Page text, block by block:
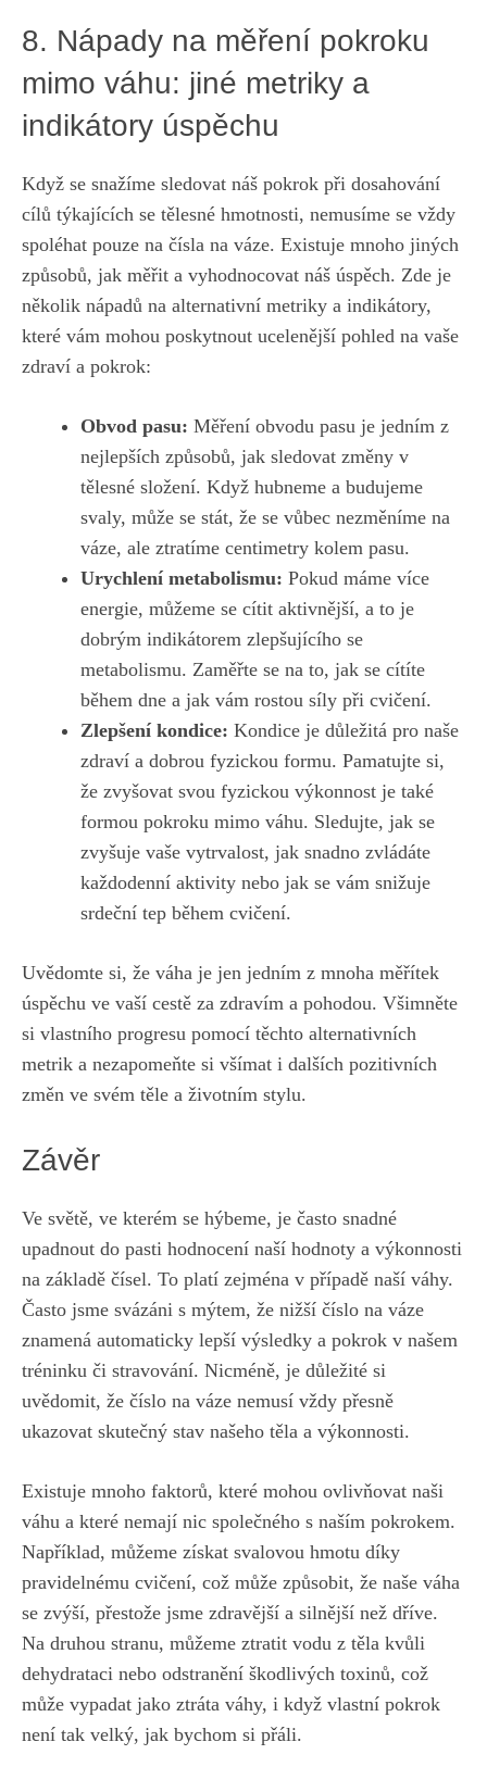
8. Nápady ‌na měření‌ pokroku
mimo váhu: jiné metriky a‍
indikátory úspěchu
Když se snažíme‍ sledovat náš pokrok při dosahování
cílů týkajících se tělesné hmotnosti, nemusíme ⁤se ⁤vždy
spoléhat pouze na čísla​ na váze.⁤ Existuje mnoho ‍jiných
způsobů, jak měřit a vyhodnocovat náš úspěch. Zde ⁢je
několik nápadů na ⁢alternativní metriky a⁣ indikátory,
které vám mohou poskytnout ucelenější pohled‌ na vaše
zdraví⁢ a pokrok:
Obvod pasu: Měření obvodu pasu⁢ je jedním z
nejlepších způsobů, jak sledovat ⁤změny v
tělesné složení.​ Když⁢ hubneme⁢ a budujeme
svaly, může se ⁣stát, že se vůbec nezměníme⁣ na
váze, ale ztratíme‍ centimetry kolem pasu.
Urychlení metabolismu: Pokud‍ máme více
energie, můžeme‌ se⁤ cítit aktivnější, a ⁢to je​
dobrým indikátorem zlepšujícího se
metabolismu.⁣ Zaměřte se na to,‍ jak se cítíte
během dne a jak vám rostou síly při cvičení.
Zlepšení ​kondice: Kondice je důležitá pro naše
zdraví a dobrou‌ fyzickou⁣ formu. Pamatujte ‍si,
že zvyšovat ​svou fyzickou ⁣výkonnost ​je také ​
formou‌ pokroku mimo váhu. Sledujte, jak ‍se
zvyšuje vaše vytrvalost, jak snadno ⁢zvládáte
každodenní ⁣aktivity‍ nebo jak se vám snižuje
⁣srdeční tep během cvičení.
Uvědomte si,‍ že ⁤váha ⁣je ‌jen ⁢jedním‌ z mnoha ⁤měřítek
úspěchu ve vaší cestě za zdravím a pohodou. Všimněte
si vlastního progresu ⁣pomocí těchto alternativních
metrik a nezapomeňte si všímat i dalších ​pozitivních
změn ve svém ⁤těle​ a životním ⁣stylu.
Závěr
Ve světě,⁤ ve kterém⁣ se hýbeme, je často snadné
upadnout do pasti hodnocení⁤ naší hodnoty a výkonnosti‌
na základě čísel. To platí zejména ‌v případě naší váhy.
Často jsme svázáni s mýtem, že nižší číslo na váze
znamená ⁢automaticky lepší ⁣výsledky a pokrok v ‍našem​
tréninku či stravování. Nicméně, je důležité si⁢
uvědomit,⁤ že číslo na váze nemusí vždy přesně
⁤ukazovat skutečný stav našeho těla a⁣ výkonnosti.
Existuje⁤ mnoho faktorů, které ‌mohou ovlivňovat naši
váhu a ⁣které nemají nic společného s naším pokrokem.
Například, ‍můžeme⁣ získat svalovou hmotu díky
pravidelnému cvičení,‍ což může způsobit, ‍že naše váha
se zvýší, přestože jsme zdravější a silnější než dříve.
Na druhou stranu, můžeme ztratit vodu z těla kvůli
dehydrataci nebo odstranění‍ škodlivých toxinů, ⁢což‌
může vypadat jako ztráta ⁣váhy, i když vlastní pokrok
není tak ​velký, jak bychom si přáli.